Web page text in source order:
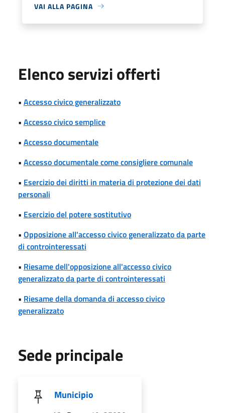
VAI ALLA PAGINA
Elenco servizi offerti
• Accesso civico generalizzato
• Accesso civico semplice
• Accesso documentale
• Accesso documentale come consigliere comunale
• Esercizio dei diritti in materia di protezione dei dati
personali
• Esercizio del potere sostitutivo
• Opposizione all'accesso civico generalizzato da parte
di controinteressati
• Riesame dell'opposizione all'accesso civico
generalizzato da parte di controinteressati
• Riesame della domanda di accesso civico
generalizzato
Sede principale
Municipio